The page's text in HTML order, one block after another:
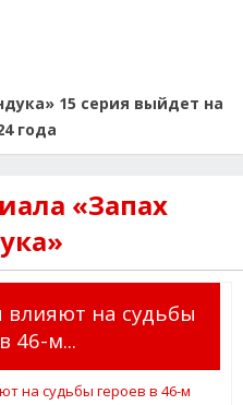
15 серия выйдет на
года
«Запах
на судьбы
46-м...